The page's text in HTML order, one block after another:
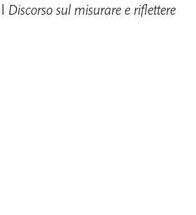
Discorso sul misurare e riflettere